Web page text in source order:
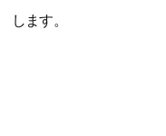
します。